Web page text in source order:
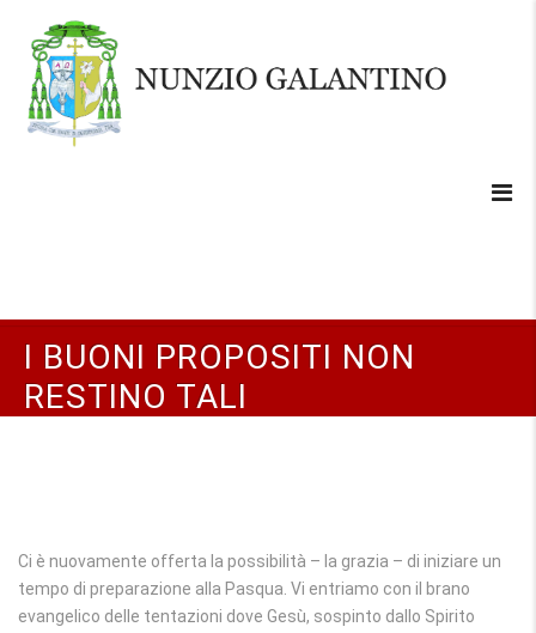
I BUONI PROPOSITI NON
RESTINO TALI
Ci è nuovamente offerta la possibilità – la grazia – di iniziare un
tempo di preparazione alla Pasqua. Vi entriamo con il brano
evangelico delle tentazioni dove Gesù, sospinto dallo Spirito